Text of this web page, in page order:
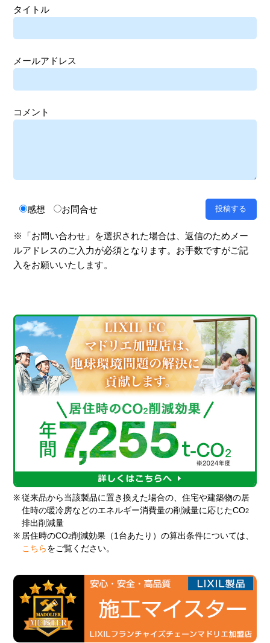
タイトル
メールアドレス
コメント
感想 お問合せ
※「お問い合わせ」を選択された場合は、返信のためメー
ルアドレスのご入力が必須となります。お手数ですがご記
入をお願いいたします。
※ 従来品から当該製品に置き換えた場合の、住宅や建築物の居
住時の暖冷房などのエネルギー消費量の削減量に応じたCO2
排出削減量
※ 居住時のCO2削減効果（1台あたり）の算出条件については、
こちら をご覧ください。